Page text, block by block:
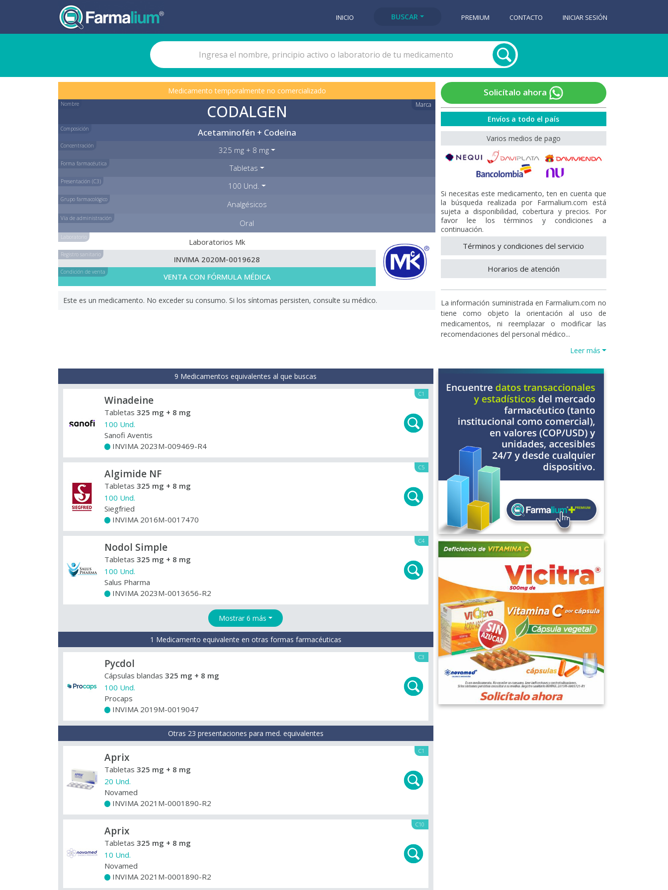
INICIO BUSCAR PREMIUM CONTACTO INICIAR SESIÓN
Medicamento temporalmente no comercializado
Nombre Marca
CODALGEN
Composición Acetaminofén + Codeína
Concentración 325 mg + 8 mg
Forma farmacéutica Tabletas
Presentación (C3) 100 Und.
Grupo farmacológico Analgésicos
Vía de administración Oral
Laboratorio Laboratorios Mk
Registro sanitario INVIMA 2020M-0019628
Condición de venta VENTA CON FÓRMULA MÉDICA
Este es un medicamento. No exceder su consumo. Si los síntomas persisten, consulte su médico.
Solicítalo ahora
Envíos a todo el país
Varios medios de pago
Si necesitas este medicamento, ten en cuenta que
la búsqueda realizada por Farmalium.com está
sujeta a disponibilidad, cobertura y precios. Por
favor lee los términos y condiciones a
continuación.
Términos y condiciones del servicio
Horarios de atención
La información suministrada en Farmalium.com no
tiene como objeto la orientación al uso de
medicamentos, ni reemplazar o modificar las
recomendaciones del personal médico...
Leer más
9 Medicamentos equivalentes al que buscas
C1
Winadeine
Tabletas 325 mg + 8 mg
100 Und.
Sanofi Aventis
INVIMA 2023M-009469-R4
C5
Algimide NF
Tabletas 325 mg + 8 mg
100 Und.
Siegfried
INVIMA 2016M-0017470
C4
Nodol Simple
Tabletas 325 mg + 8 mg
100 Und.
Salus Pharma
INVIMA 2023M-0013656-R2
Mostrar 6 más
1 Medicamento equivalente en otras formas farmacéuticas
C3
Pycdol
Cápsulas blandas 325 mg + 8 mg
100 Und.
Procaps
INVIMA 2019M-0019047
Otras 23 presentaciones para med. equivalentes
C1
Aprix
Tabletas 325 mg + 8 mg
20 Und.
Novamed
INVIMA 2021M-0001890-R2
C10
Aprix
Tabletas 325 mg + 8 mg
10 Und.
Novamed
INVIMA 2021M-0001890-R2